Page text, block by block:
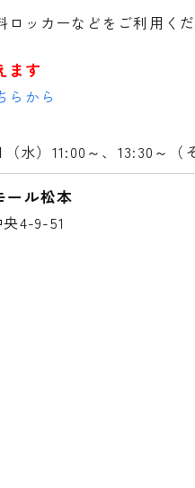
ッカーなどをご利用く
ます
らから
水） 11:00～、13:30～（
ール松本
4-9-51